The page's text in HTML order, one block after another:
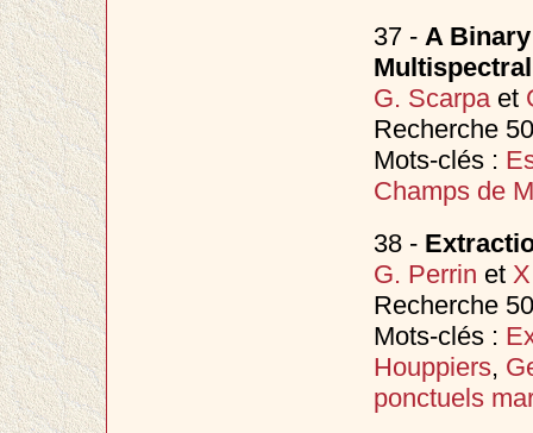
37 - A
G. Scarpaet
Recherche
Mots-clés :
Champs de
38 -
G. Perrin et
Recherche
Mots-clés :
Houppiers,
ponctuels